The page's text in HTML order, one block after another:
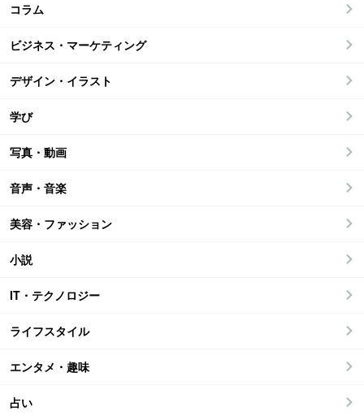
コラム
ビジネス・マーケティング
デザイン・イラスト
学び
写真・動画
音声・音楽
美容・ファッション
小説
IT・テクノロジー
ライフスタイル
エンタメ・趣味
占い